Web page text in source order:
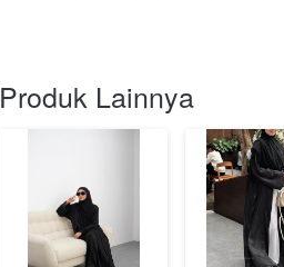
Produk Lainnya